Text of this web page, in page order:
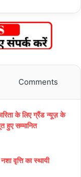
Comments
के लिए ग्रैंड न्यूज़ के
हुए सम्मानित
वृत्ति का स्थायी